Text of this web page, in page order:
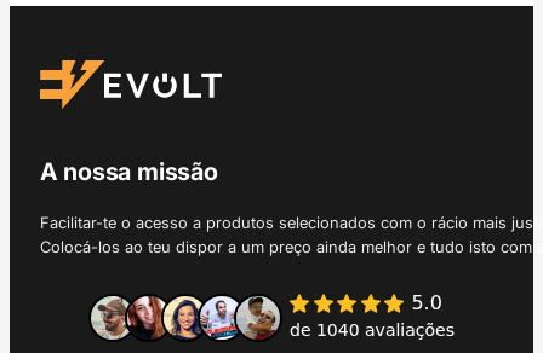
A nossa missão
Facilitar-te o acesso a produtos selecionados com o rácio mais
Colocá-los ao teu dispor a um preço ainda melhor e tudo isto